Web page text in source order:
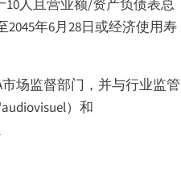
人且营业额/资产负债表总
年6月28日或经济使用寿
市场监督部门，并与行业监管
）和